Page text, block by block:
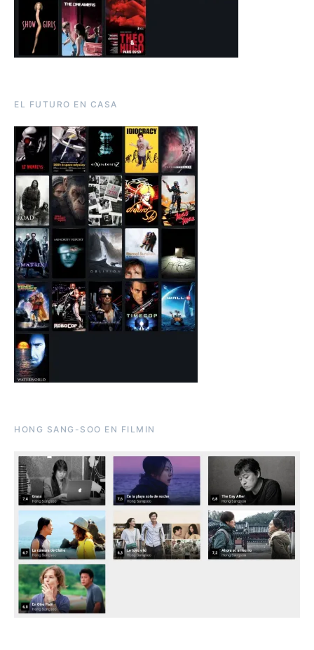
EL FUTURO EN CASA
HONG SANG-SOO EN FILMIN